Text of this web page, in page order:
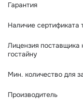
Гарантия
Наличие сертификата
Лицензия поставщика
гостайну
Мин. количество для
Производитель